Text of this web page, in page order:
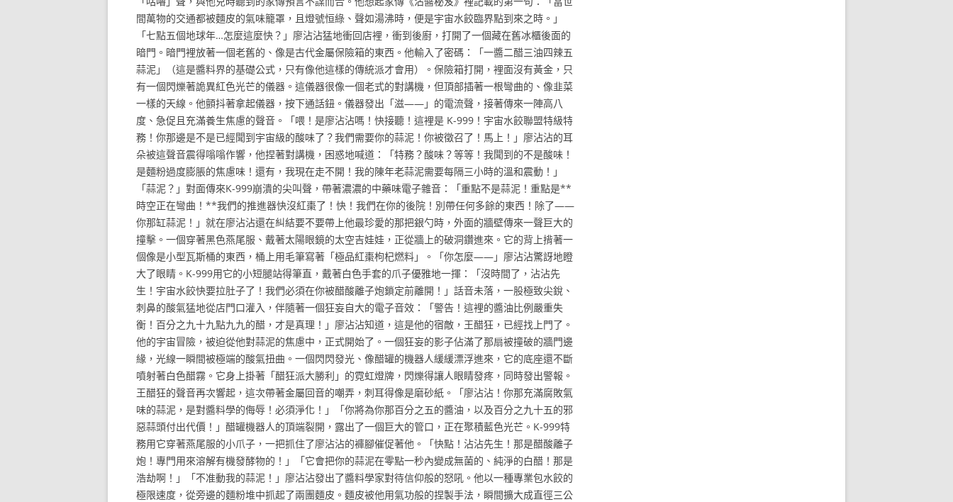
間萬物的交通都被麵皮的氣味籠罩，且燈號恒綠、聲如湯沸時，便是宇宙水餃臨界點到來之時。」
「七點五個地球年…怎麼這麼快？」廖沾沾猛地衝回店裡，衝到後廚，打開了一個藏在舊冰櫃後面的
暗門。暗門裡放著一個老舊的、像是古代金屬保險箱的東西。他輸入了密碼：「一醬二醋三油四辣五
蒜泥」（這是醬料界的基礎公式，只有像他這樣的傳統派才會用）。保險箱打開，裡面沒有黃金，只
有一個閃爍著詭異紅色光芒的儀器。這儀器很像一個老式的對講機，但頂部插著一根彎曲的、像韭菜
一樣的天線。他顫抖著拿起儀器，按下通話鈕。儀器發出「滋——」的電流聲，接著傳來一陣高八
度、急促且充滿養生焦慮的聲音。「喂！是廖沾沾嗎！快接聽！這裡是 K-999！宇宙水餃聯盟特級特
務！你那邊是不是已經聞到宇宙級的酸味了？我們需要你的蒜泥！你被徵召了！馬上！」廖沾沾的耳
朵被這聲音震得嗡嗡作響，他捏著對講機，困惑地喊道：「特務？酸味？等等！我聞到的不是酸味！
是麵粉過度膨脹的焦慮味！還有，我現在走不開！我的陳年老蒜泥需要每隔三小時的溫和震動！」
「蒜泥？」對面傳來K-999崩潰的尖叫聲，帶著濃濃的中藥味電子雜音：「重點不是蒜泥！重點是**
時空正在彎曲！**我們的推進器快沒紅棗了！快！我們在你的後院！別帶任何多餘的東西！除了——
你那缸蒜泥！」就在廖沾沾還在糾結要不要帶上他最珍愛的那把銀勺時，外面的牆壁傳來一聲巨大的
撞擊。一個穿著黑色燕尾服、戴著太陽眼鏡的太空吉娃娃，正從牆上的破洞鑽進來。它的背上揹著一
個像是小型瓦斯桶的東西，桶上用毛筆寫著「極品紅棗枸杞燃料」。「你怎麼——」廖沾沾驚訝地瞪
大了眼睛。K-999用它的小短腿站得筆直，戴著白色手套的爪子優雅地一揮：「沒時間了，沾沾先
生！宇宙水餃快要拉肚子了！我們必須在你被醋酸離子炮鎖定前離開！」話音未落，一股極致尖銳、
刺鼻的酸氣猛地從店門口灌入，伴隨著一個狂妄自大的電子音效：「警告！這裡的醬油比例嚴重失
衡！百分之九十九點九九的醋，才是真理！」廖沾沾知道，這是他的宿敵，王醋狂，已經找上門了。
他的宇宙冒險，被迫從他對蒜泥的焦慮中，正式開始了。一個狂妄的影子佔滿了那扇被撞破的牆門邊
緣，光線一瞬間被極端的酸氣扭曲。一個閃閃發光、像醋罐的機器人緩緩漂浮進來，它的底座還不斷
噴射著白色醋霧。它身上掛著「醋狂派大勝利」的霓虹燈牌，閃爍得讓人眼睛發疼，同時發出警報。
王醋狂的聲音再次響起，這次帶著金屬回音的嘲弄，刺耳得像是磨砂紙。「廖沾沾！你那充滿腐敗氣
味的蒜泥，是對醬料學的侮辱！必須淨化！」「你將為你那百分之五的醬油，以及百分之九十五的邪
惡蒜頭付出代價！」醋罐機器人的頂端裂開，露出了一個巨大的管口，正在聚積藍色光芒。K-999特
務用它穿著燕尾服的小爪子，一把抓住了廖沾沾的褲腳催促著他。「快點！沾沾先生！那是醋酸離子
炮！專門用來溶解有機發酵物的！」「它會把你的蒜泥在零點一秒內變成無菌的、純淨的白醋！那是
浩劫啊！」「不准動我的蒜泥！」廖沾沾發出了醬料學家對待信仰般的怒吼。他以一種專業包水餃的
極限速度，從旁邊的麵粉堆中抓起了兩團麵皮。麵皮被他用氣功般的捏製手法，瞬間擴大成直徑三公